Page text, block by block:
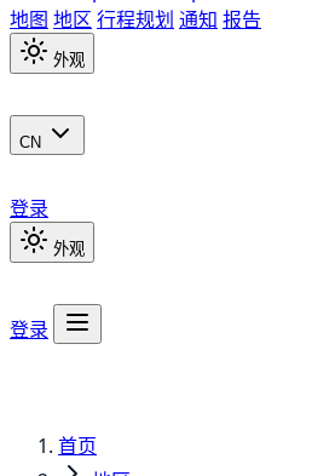
地图 地区 行程规划 通知 报告
外观
CN
登录
外观
登录
首页